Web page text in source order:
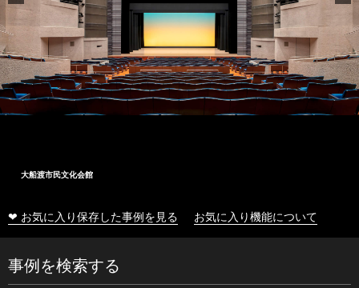
大船渡市民文化会館
❤ お気に入り保存した事例を見る お気に入り機能について
事例を検索する